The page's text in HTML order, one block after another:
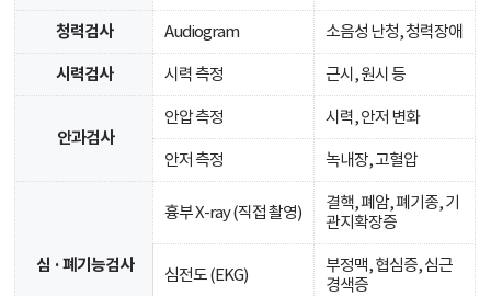
청력검사 Audiogram 소음성 난청, 청력장애
시력검사 시력 측정 근시, 원시 등
안과검사
안압 측정 시력, 안저 변화
안저 측정 녹내장, 고혈압
심 · 폐기능검사
흉부 X-ray (직접 촬영)
결핵, 폐암, 폐기종, 기
관지확장증
심전도 (EKG)
부정맥, 협심증, 심근
경색증